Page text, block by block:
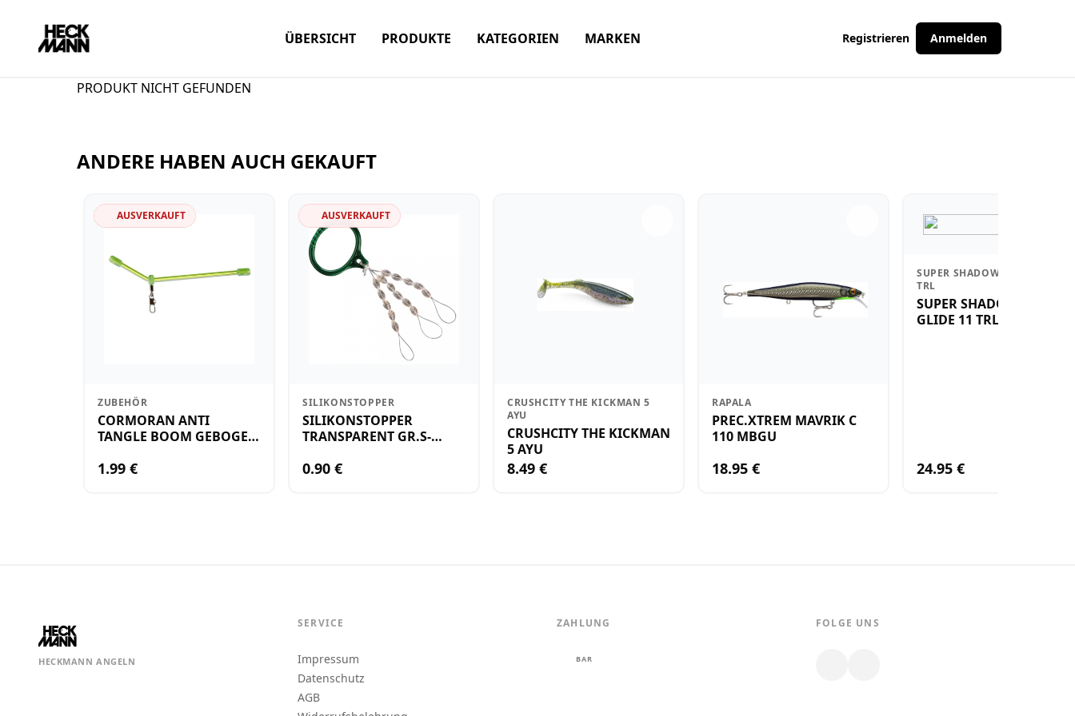
ÜBERSICHT PRODUKTE KATEGORIEN MARKEN Registrieren Anmelden
PRODUKT NICHT GEFUNDEN
ANDERE HABEN AUCH GEKAUFT
AUSVERKAUFT
ZUBEHÖR
CORMORAN ANTI
TANGLE BOOM GEBOGEN
1.99 €
AUSVERKAUFT
SILIKONSTOPPER
SILIKONSTOPPER
TRANSPARENT GR.S-
0.90 €
CRUSHCITY THE KICKMAN 5
AYU
CRUSHCITY THE KICKMAN
5 AYU
8.49 €
RAPALA
PREC.XTREM MAVRIK C
110 MBGU
18.95 €
SUPER SHADOW RAP GLIDE 11
TRL
SUPER SHADOW RAP
GLIDE 11 TRL
24.95 €
HECKMANN ANGELN
SERVICE
Impressum
Datenschutz
AGB
ZAHLUNG
BAR
FOLGE UNS